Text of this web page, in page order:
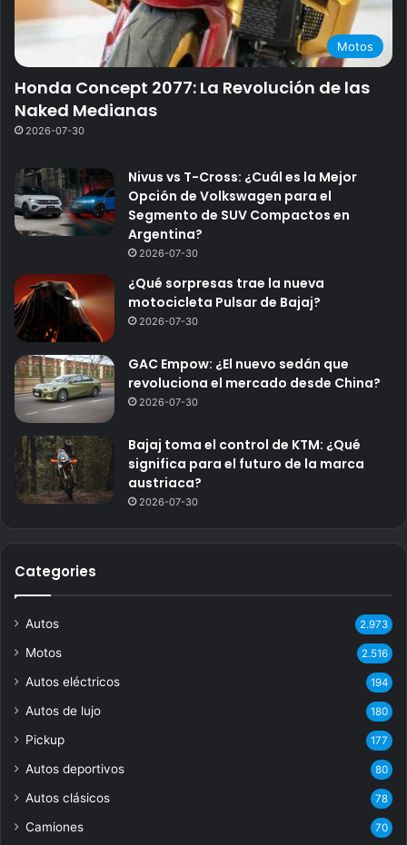
Motos
Honda Concept 2077: La Revolución de las
Naked Medianas
2026-07-30
Nivus vs T-Cross: ¿Cuál es la Mejor
Opción de Volkswagen para el
Segmento de SUV Compactos en
Argentina?
2026-07-30
¿Qué sorpresas trae la nueva
motocicleta Pulsar de Bajaj?
2026-07-30
GAC Empow: ¿El nuevo sedán que
revoluciona el mercado desde China?
2026-07-30
Bajaj toma el control de KTM: ¿Qué
significa para el futuro de la marca
austriaca?
2026-07-30
Categories
Autos 2.973
Motos 2.516
Autos eléctricos 194
Autos de lujo 180
Pickup 177
Autos deportivos 80
Autos clásicos 78
Camiones 70